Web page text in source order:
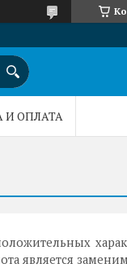
И ОПЛАТА
является